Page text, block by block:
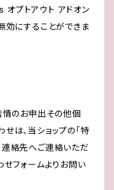
プトアウト アドオン
効にすることができま
情のお申出その他個
は、当ショップの「特
絡先へご連絡いただ
せフォームよりお問い